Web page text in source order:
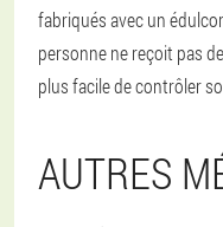
fabriqués avec un
personne ne reçoit pas
plus facile de contrôler
AUTRES